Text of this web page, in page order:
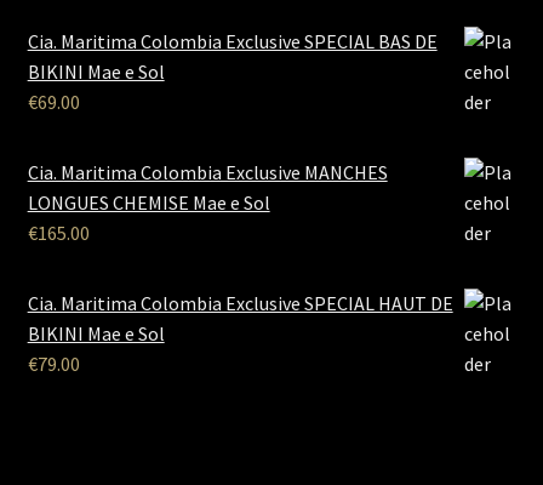
Cia. Maritima Colombia Exclusive SPECIAL BAS DE
BIKINI Mae e Sol
€69.00
Cia. Maritima Colombia Exclusive MANCHES
LONGUES CHEMISE Mae e Sol
€165.00
Cia. Maritima Colombia Exclusive SPECIAL HAUT DE
BIKINI Mae e Sol
€79.00